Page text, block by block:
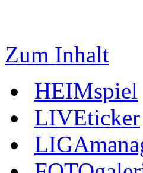
Zum Inhalt
HEIMspiel
LIVEticker